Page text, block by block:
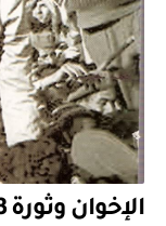
الإخوان وثورة 23 يوليو .. الكذب على التاريخ